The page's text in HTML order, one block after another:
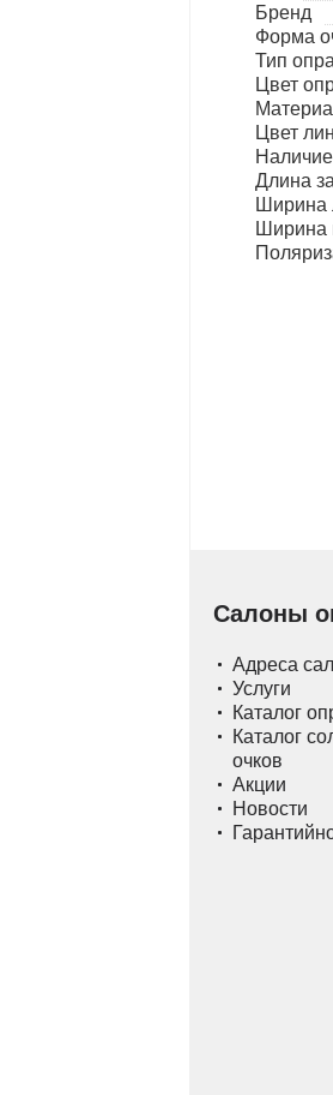
Бренд
Форма
Тип
Цвет
Цвет
Длина
Ширина
Ширина
Салоны
Адреса
Услуги
Каталог
Каталог
очков
Акции
Новости